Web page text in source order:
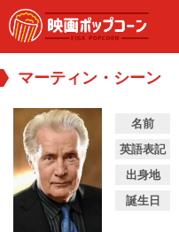
マーティン・シーン
名前
英語表記
出身地
誕生日